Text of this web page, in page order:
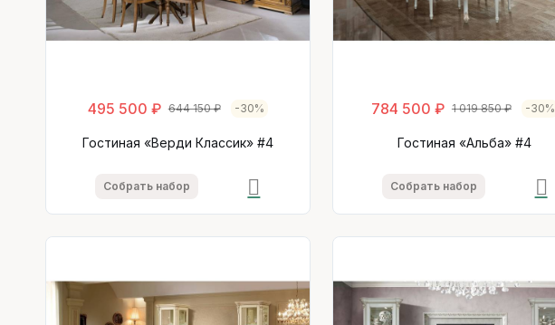
495 500 ₽ 644 150 ₽ -30%
Гостиная «Верди Классик» #4
Собрать набор
784 500 ₽ 1 019 850 ₽ -30%
Гостиная «Альба» #4
Собрать набор